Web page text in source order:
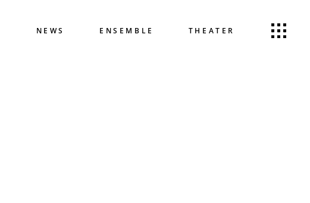
NEWS ENSEMBLE THEATER